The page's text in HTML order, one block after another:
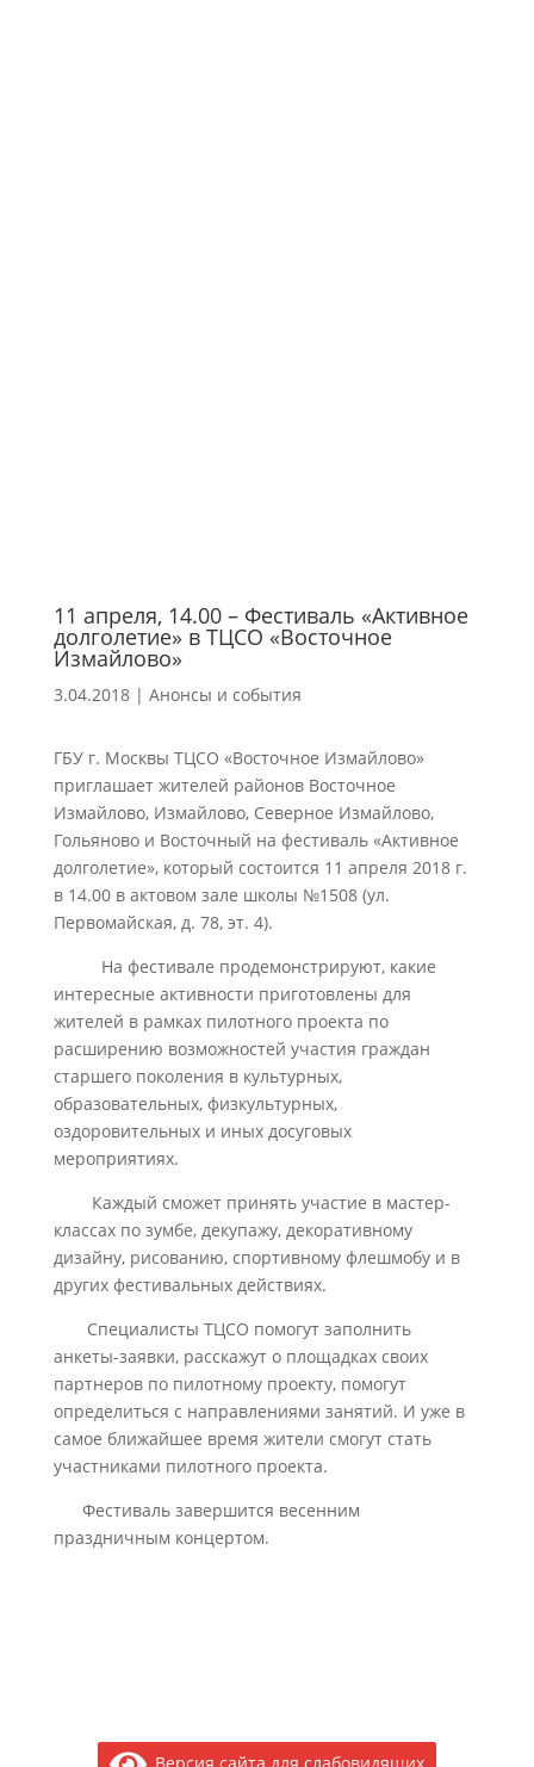
11 апреля, 14.00 – Фестиваль «Активное
долголетие» в ТЦСО «Восточное
Измайлово»
3.04.2018| Анонсы и события
ГБУ г. Москвы ТЦСО «Восточное Измайлово»
приглашает жителей районов Восточное
Измайлово, Измайлово, Северное Измайлово,
Гольяново и Восточный на фестиваль «Активное
долголетие», который состоится 11 апреля 2018 г.
в 14.00 в актовом зале школы №1508 (ул.
Первомайская, д. 78, эт. 4).
На фестивале продемонстрируют, какие
интересные активности приготовлены для
жителей в рамках пилотного проекта по
расширению возможностей участия граждан
старшего поколения в культурных,
образовательных, физкультурных,
оздоровительных и иных досуговых
мероприятиях.
Каждый сможет принять участие в мастер-
классах по зумбе, декупажу, декоративному
дизайну, рисованию, спортивному флешмобу и в
других фестивальных действиях.
Специалисты ТЦСО помогут заполнить
анкеты-заявки, расскажут о площадках своих
партнеров по пилотному проекту, помогут
определиться с направлениями занятий. И уже в
самое ближайшее время жители смогут стать
участниками пилотного проекта.
Фестиваль завершится весенним
праздничным концертом.